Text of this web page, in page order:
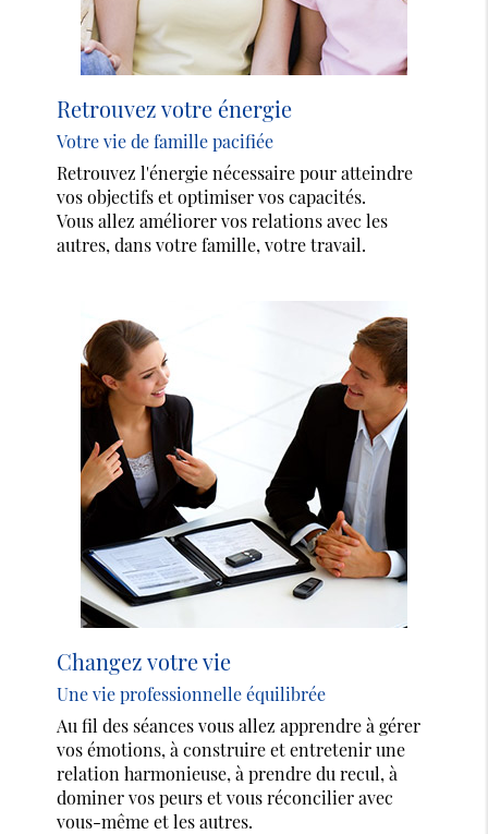
Retrouvez votre énergie
Votre vie de famille pacifiée
Retrouvez l'énergie nécessaire pour atteindre
vos objectifs et optimiser vos capacités.
Vous allez améliorer vos relations avec les
autres, dans votre famille, votre travail.
Changez votre vie
Une vie professionnelle équilibrée
Au fil des séances vous allez apprendre à gérer
vos émotions, à construire et entretenir une
relation harmonieuse, à prendre du recul, à
dominer vos peurs et vous réconcilier avec
vous-même et les autres.